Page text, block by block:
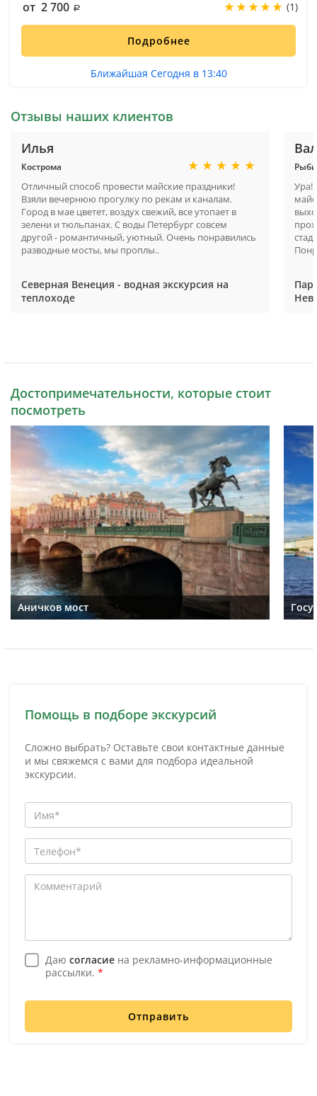
от 2 700 (1)
Подробнее
Ближайшая Сегодня в 13:40
Отзывы наших клиентов
Илья
Кострома
Отличный способ провести майские праздники!
Взяли вечернюю прогулку по рекам и каналам.
Город в мае цветет, воздух свежий, все утопает в
зелени и тюльпанах. С воды Петербург совсем
другой - романтичный, уютный. Очень понравились
разводные мосты, мы проплы..
Северная Венеция - водная экскурсия на
теплоходе
Ура!
Достопримечательности, которые стоит
посмотреть
Аничков мост
Помощь в подборе экскурсий
Сложно выбрать? Оставьте свои контактные данные
и мы свяжемся с вами для подбора идеальной
экскурсии.
Даю согласие на рекламно-информационные
рассылки. *
Отправить